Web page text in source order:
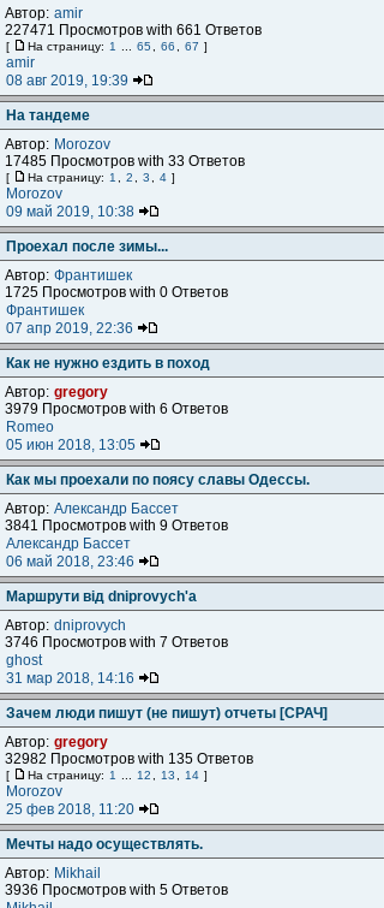
Автор: amir
227471 Просмотров with 661 Ответов
[ На страницу: 1 65 66 67 ]
amir
08 авг 2019, 19:39
На тандеме
Автор: Morozov
17485 Просмотров with 33 Ответов
[ На страницу: 1 2 3 4 ]
Morozov
09 май 2019, 10:38
Проехал после зимы...
Автор: Франтишек
1725 Просмотров with 0 Ответов
Франтишек
07 апр 2019, 22:36
Как не нужно ездить в поход
Автор: gregory
3979 Просмотров with 6 Ответов
Romeo
05 июн 2018, 13:05
Как мы проехали по поясу славы Одессы.
Автор: Александр Бассет
3841 Просмотров with 9 Ответов
Александр Бассет
06 май 2018, 23:46
Маршрути від dniprovych'a
Автор: dniprovych
3746 Просмотров with 7 Ответов
ghost
31 мар 2018, 14:16
Зачем люди пишут (не пишут) отчеты [СРАЧ]
Автор: gregory
32982 Просмотров with 135 Ответов
[ На страницу: 1 12 13 14 ]
Morozov
25 фев 2018, 11:20
Мечты надо осуществлять.
Автор: Mikhail
3936 Просмотров with 5 Ответов